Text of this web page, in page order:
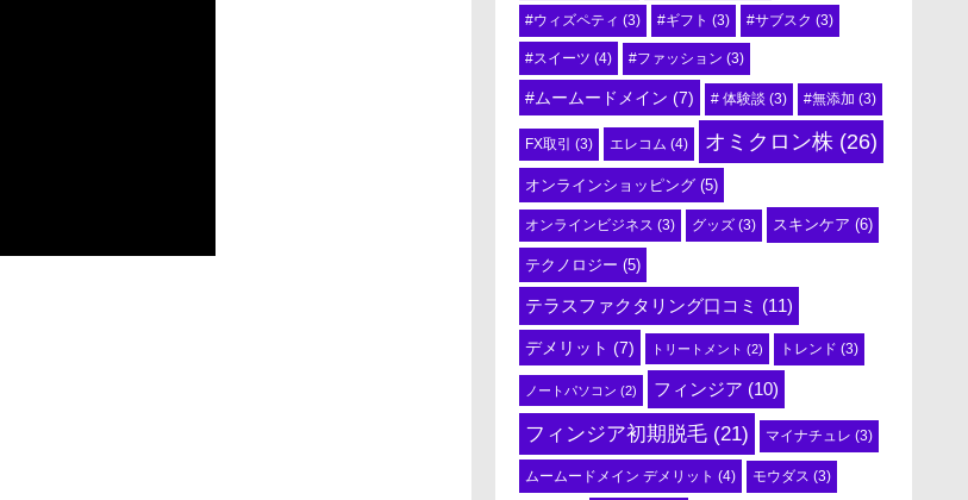
#ウィズペティ (3) #ギフト (3) #サブスク (3)
#スイーツ (4) #ファッション (3)
#ムームードメイン (7) # 体験談 (3) #無添加 (3)
FX取引 (3) エレコム (4) オミクロン株 (26)
オンラインショッピング (5)
オンラインビジネス (3) グッズ (3) スキンケア (6)
テクノロジー (5)
テラスファクタリング口コミ (11)
デメリット (7) トリートメント (2) トレンド (3)
ノートパソコン (2) フィンジア (10)
フィンジア初期脱毛 (21) マイナチュレ (3)
ムームードメイン デメリット (4) モウダス (3)